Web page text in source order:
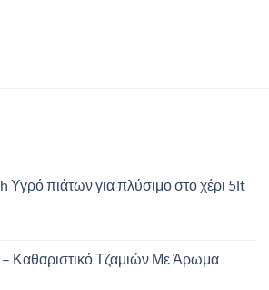
Υγρό πιάτων για πλύσιμο στο χέρι 5lt
– Καθαριστικό Τζαμιών Με Άρωμα